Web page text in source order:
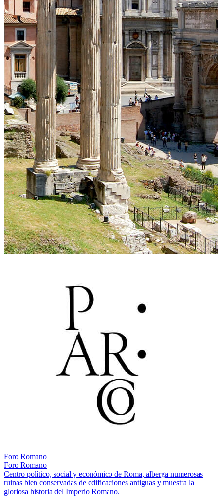
Foro Romano
Foro Romano
Centro político, social y económico de Roma, alberga numerosas
ruinas bien conservadas de edificaciones antiguas y muestra la
gloriosa historia del Imperio Romano.